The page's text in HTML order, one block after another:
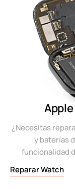
¿Necesitas
y baterías
funcionalidad
Reparar Watch